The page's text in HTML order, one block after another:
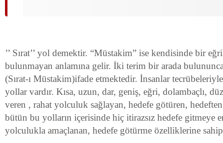
’’ Sırat’’ yol demektir. “Müstakim” ise kendisinde bir
bulunmayan anlamına gelir. İki terim bir arada
(Sırat-ı Müstakim)ifade etmektedir. İnsanlar
yollar vardır. Kısa, uzun, dar, geniş, eğri, dolambaçlı,
veren , rahat yolculuk sağlayan, hedefe götüren,
bütün bu yolların içerisinde hiç itirazsız hedefe gitmeye
yolculukla amaçlanan, hedefe götürme özelliklerine